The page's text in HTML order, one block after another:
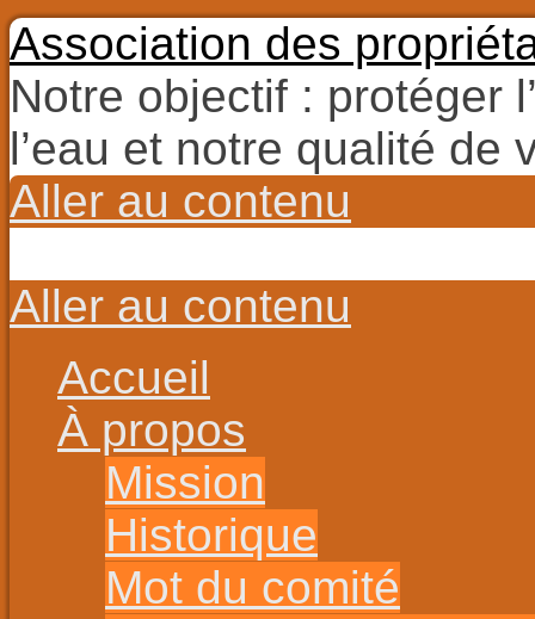
Association des
Notre objectif : protéger
l’eau et notre qualité de
Aller au contenu
Aller au contenu
Accueil
À propos
Mission
Historique
Mot du comité